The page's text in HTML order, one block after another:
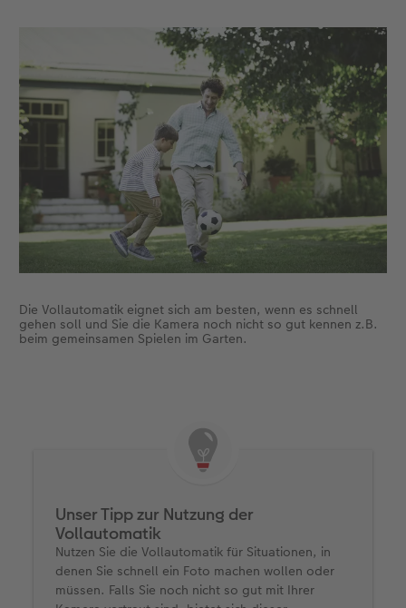
Die Vollautomatik eignet sich am besten, wenn es schnell
gehen soll und Sie die Kamera noch nicht so gut kennen z.B.
beim gemeinsamen Spielen im Garten.
Unser Tipp zur Nutzung der
Vollautomatik
Nutzen Sie die Vollautomatik für Situationen, in
denen Sie schnell ein Foto machen wollen oder
müssen. Falls Sie noch nicht so gut mit Ihrer